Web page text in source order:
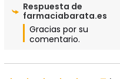
Respuesta de
farmaciabarata.es
Gracias por su
comentario.